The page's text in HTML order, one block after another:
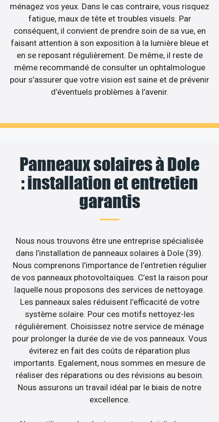
ménagez vos yeux. Dans le cas contraire, vous risquez
fatigue, maux de tête et troubles visuels. Par
conséquent, il convient de prendre soin de sa vue, en
faisant attention à son exposition à la lumière bleue et
en se reposant régulièrement. De même, il reste de
même recommandé de consulter un ophtalmologue
pour s’assurer que votre vision est saine et de prévenir
d’éventuels problèmes à l’avenir.
Panneaux solaires à Dole
: installation et entretien
garantis
Nous nous trouvons être une entreprise spécialisée
dans l’installation de panneaux solaires à Dole (39).
Nous comprenons l’importance de l’entretien régulier
de vos panneaux photovoltaïques. C’est la raison pour
laquelle nous proposons des services de nettoyage.
Les panneaux sales réduisent l’efficacité de votre
système solaire. Pour ces motifs nettoyez-les
régulièrement. Choisissez notre service de ménage
pour prolonger la durée de vie de vos panneaux. Vous
éviterez en fait des coûts de réparation plus
importants. Egalement, nous sommes en mesure de
réaliser des réparations ou des révisions au besoin.
Nous assurons un travail idéal par le biais de notre
excellence.